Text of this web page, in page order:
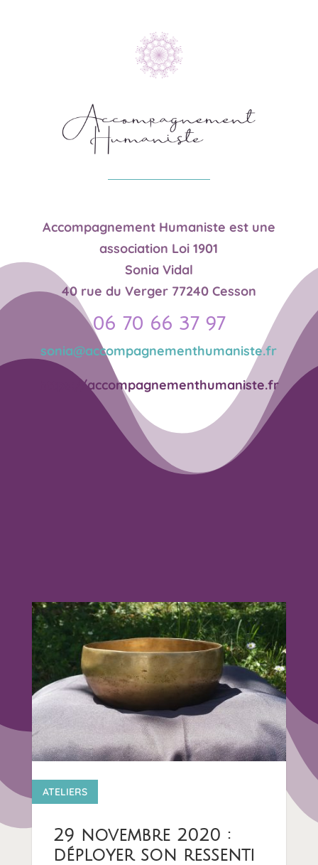
Accompagnement Humaniste est une
association Loi 1901
Sonia Vidal
40 rue du Verger 77240 Cesson
06 70 66 37 97
sonia@accompagnementhumaniste.fr
https://accompagnementhumaniste.fr
29 novembre 2020 :
déployer son ressenti
ATELIERS
12 1